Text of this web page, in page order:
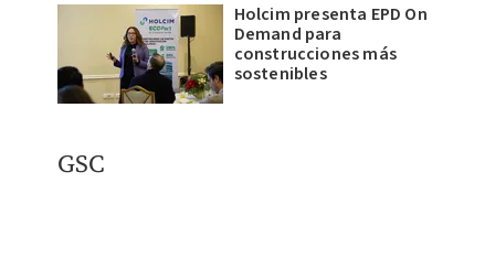
Holcim presenta EPD On
Demand para
construcciones más
sostenibles
​GSC